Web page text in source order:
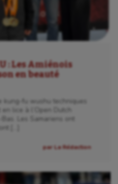
: Les Amiénois
en beauté
kung-fu wushu techniques
lice à l’Open Dutch
Les Samariens ont
[…]
par La Rédaction